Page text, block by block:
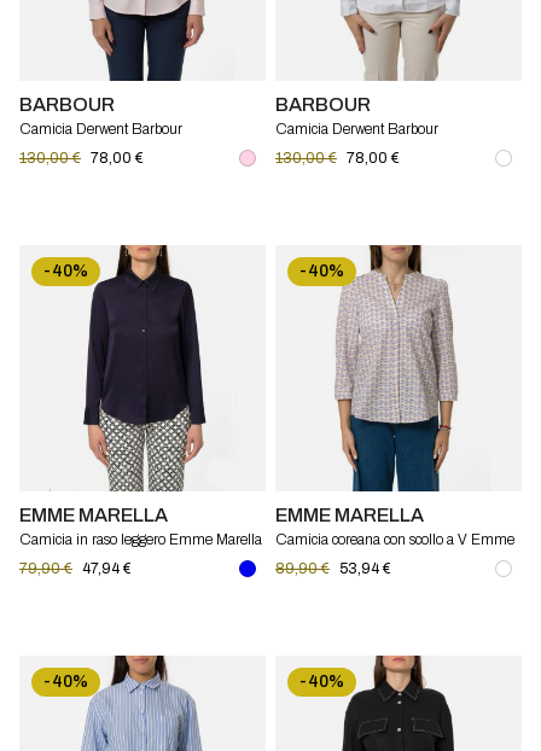
BARBOUR
Camicia Derwent Barbour
130,00 € 78,00 €
BARBOUR
Camicia Derwent Barbour
130,00 € 78,00 €
-40%
EMME MARELLA
Camicia in raso leggero Emme Marella
79,90 € 47,94 €
-40%
EMME MARELLA
Camicia coreana con scollo a V Emme
Marella
89,90 € 53,94 €
-40% -40%